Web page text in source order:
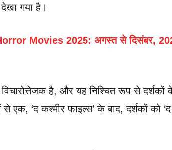
देखा गया है।
Movies 2025: अगस्त से दिसंबर,
है, और यह निश्चित रूप से दर्शकों
‘द कश्मीर फाइल्स’ के बाद, दर्शकों को ‘द